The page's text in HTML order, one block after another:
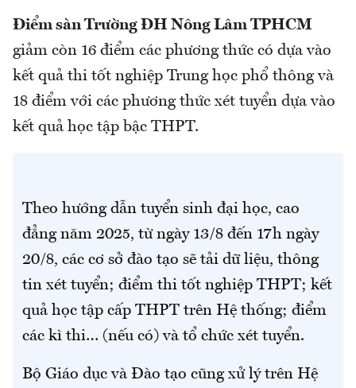
Điểm sàn Trường ĐH Nông Lâm TPHCM
giảm còn 16 điểm các phương thức có dựa vào
kết quả thi tốt nghiệp Trung học phổ thông và
18 điểm với các phương thức xét tuyển dựa vào
kết quả học tập bậc THPT.
Theo hướng dẫn tuyển sinh đại học, cao
đẳng năm 2025, từ ngày 13/8 đến 17h ngày
20/8, các cơ sở đào tạo sẽ tải dữ liệu, thông
tin xét tuyển; điểm thi tốt nghiệp THPT; kết
quả học tập cấp THPT trên Hệ thống; điểm
các kì thi… (nếu có) và tổ chức xét tuyển.
Bộ Giáo dục và Đào tạo cũng xử lý trên Hệ